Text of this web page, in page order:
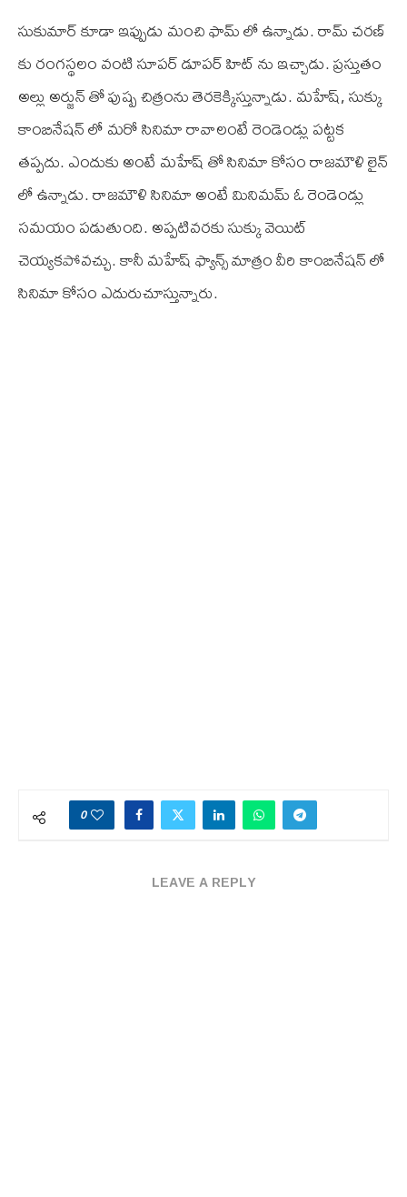
సుకుమార్ కూడా ఇప్పుడు మంచి ఫామ్ లో ఉన్నాడు. రామ్ చరణ్
కు రంగస్థలం వంటి సూపర్ డూపర్ హిట్ ను ఇచ్చాడు. ప్రస్తుతం
అల్లు అర్జున్ తో పుష్ప చిత్రంను తెరకెక్కిస్తున్నాడు. మహేష్, సుక్కు
కాంబినేషన్ లో మరో సినిమా రావాలంటే రెండెండ్లు పట్టక
తప్పదు. ఎందుకు అంటే మహేష్ తో సినిమా కోసం రాజమౌళి లైన్
లో ఉన్నాడు. రాజమౌళి సినిమా అంటే మినిమమ్ ఓ రెండెండ్లు
సమయం పడుతుంది. అప్పటివరకు సుక్కు వెయిట్
చెయ్యకపోవచ్చు. కానీ మహేష్ ఫ్యాన్స్ మాత్రం వీరి కాంబినేషన్ లో
సినిమా కోసం ఎదురుచూస్తున్నారు.
0
LEAVE A REPLY